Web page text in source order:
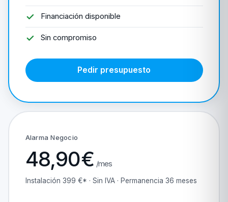
Financiación disponible
Sin compromiso
Pedir presupuesto
Alarma Negocio
48,90€ /mes
Instalación 399 €* · Sin IVA · Permanencia 36 meses